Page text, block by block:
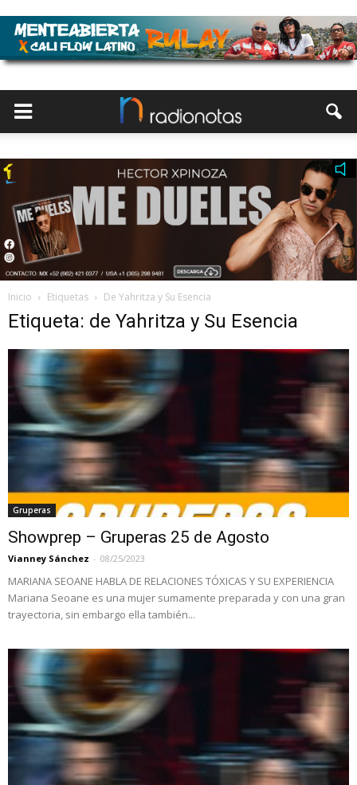
Inicio Etiquetas De Yahritza y Su Esencia
Etiqueta: de Yahritza y Su Esencia
Gruperas
Showprep – Gruperas 25 de Agosto
Vianney Sánchez - 08/25/2023
MARIANA SEOANE HABLA DE RELACIONES TÓXICAS Y SU EXPERIENCIA
Mariana Seoane es una mujer sumamente preparada y con una gran
trayectoria, sin embargo ella también...